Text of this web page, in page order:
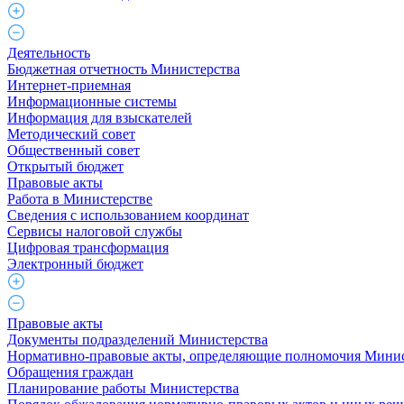
Деятельность
Бюджетная отчетность Министерства
Интернет-приемная
Информационные системы
Информация для взыскателей
Методический совет
Общественный совет
Открытый бюджет
Правовые акты
Работа в Министерстве
Cведения с использованием координат
Сервисы налоговой службы
Цифровая трансформация
Электронный бюджет
Правовые акты
Документы подразделений Министерства
Нормативно-правовые акты, определяющие полномочия
Обращения граждан
Планирование работы Министерства